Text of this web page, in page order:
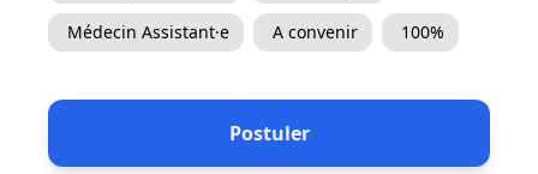
Médecin Assistant·e A convenir 100%
Postuler